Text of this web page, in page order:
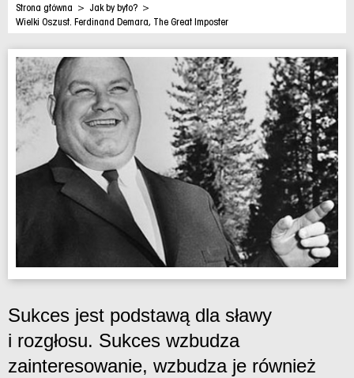
Strona główna > Jak by było? >
Wielki Oszust. Ferdinand Demara, The Great Imposter
Sukces jest podstawą dla sławy
i rozgłosu. Sukces wzbudza
zainteresowanie, wzbudza je również